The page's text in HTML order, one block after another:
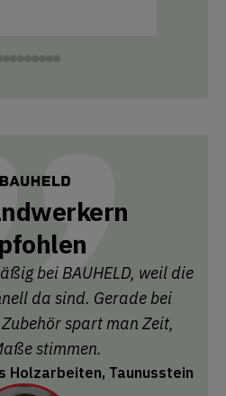
bei BAUHELD, weil die
da sind. Gerade bei
spart man Zeit,
stimmen.
Holzarbeiten, Taunusstein